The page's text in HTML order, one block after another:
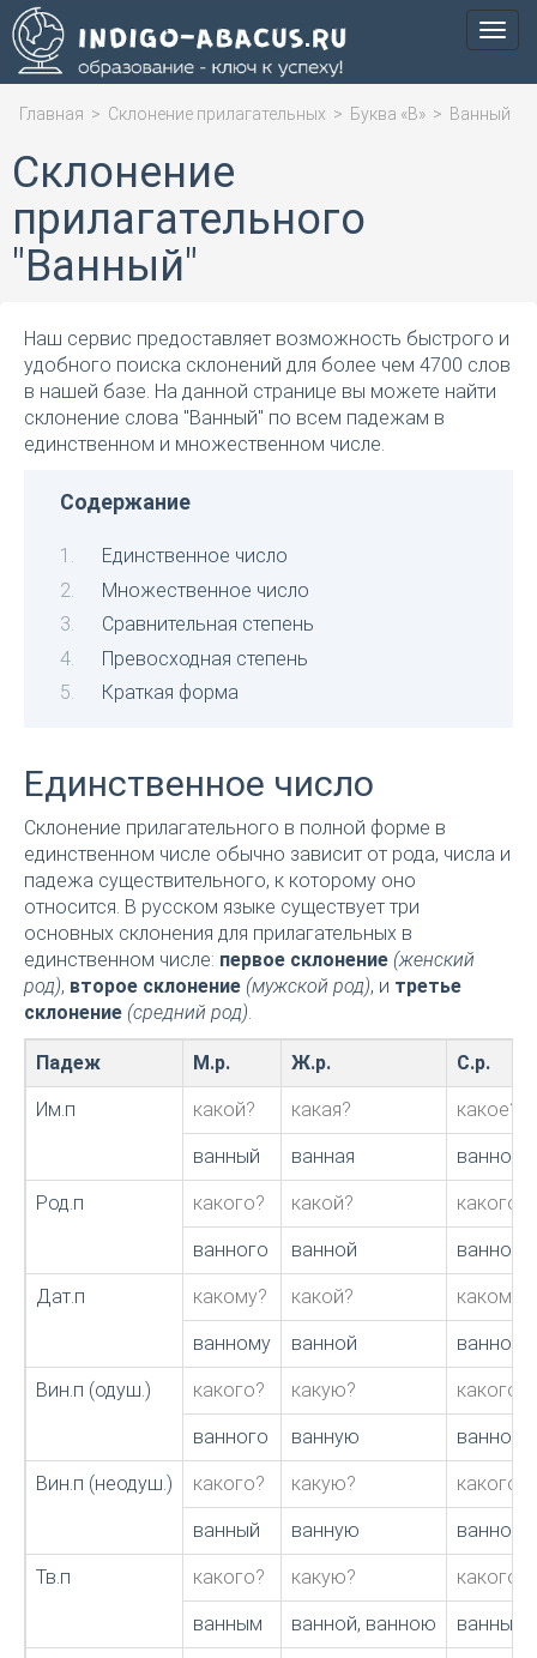
Меню
Главная > Склонение прилагательных > Буква «В» > Ванный
Склонение
прилагательного
"Ванный"
Наш сервис предоставляет возможность быстрого и
удобного поиска склонений для более чем 4700 слов
в нашей базе. На данной странице вы можете найти
склонение слова "Ванный" по всем падежам в
единственном и множественном числе.
Содержание
Единственное число
Множественное число
Сравнительная степень
Превосходная степень
Краткая форма
Единственное число
Склонение прилагательного в полной форме в
единственном числе обычно зависит от рода, числа и
падежа существительного, к которому оно
относится. В русском языке существует три
основных склонения для прилагательных в
единственном числе: первое склонение (женский
род), второе склонение (мужской род), и третье
склонение (средний род).
Падеж М.р. Ж.р. С.р.
Им.п какой? какая? какое?
ванный ванная ванное
Род.п какого? какой? какого?
ванного ванной ванного
Дат.п какому? какой? какому?
ванному ванной ванному
Вин.п (одуш.) какого? какую? какого?
ванного ванную ванное
Вин.п (неодуш.) какого? какую? какого?
ванный ванную ванное
Тв.п какого? какую? какого?
ванным ванной, ванною ванным